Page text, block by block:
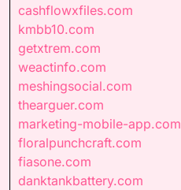
cashflowxfiles.com
kmbb10.com
getxtrem.com
weactinfo.com
meshingsocial.com
thearguer.com
marketing-mobile-app.com
floralpunchcraft.com
fiasone.com
danktankbattery.com